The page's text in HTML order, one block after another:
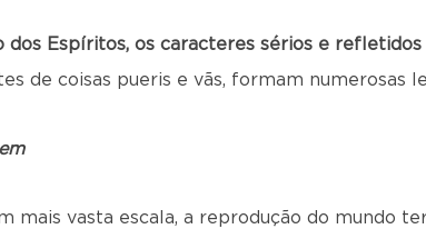
dos Espíritos, os caracteres sérios e
de coisas pueris e vãs, formam numerosas
mais vasta escala, a reprodução do mundo